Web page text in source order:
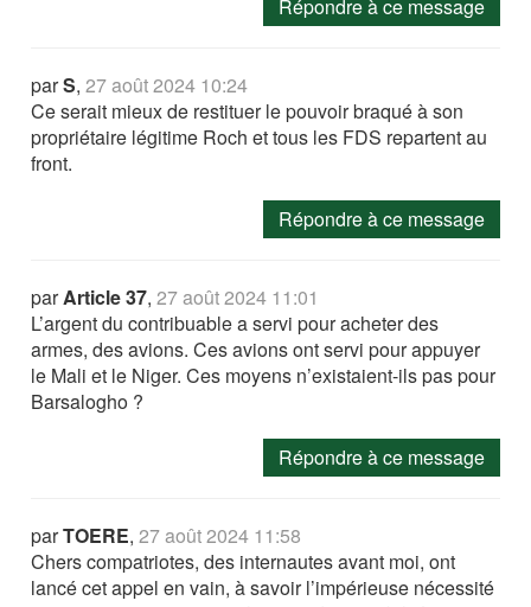
Répondre à ce message
parS,27 août 2024 10:24
Ce serait mieux de restituer le pouvoir braqué à son
propriétaire légitime Roch et tous les FDS repartent au
front.
Répondre à ce message
parArticle 37,27 août 2024 11:01
L’argent du contribuable a servi pour acheter des
armes, des avions. Ces avions ont servi pour appuyer
le Mali et le Niger. Ces moyens n’existaient-ils pas pour
Barsalogho ?
Répondre à ce message
parTOERE,27 août 2024 11:58
Chers compatriotes, des internautes avant moi, ont
lancé cet appel en vain, à savoir l’impérieuse nécessité